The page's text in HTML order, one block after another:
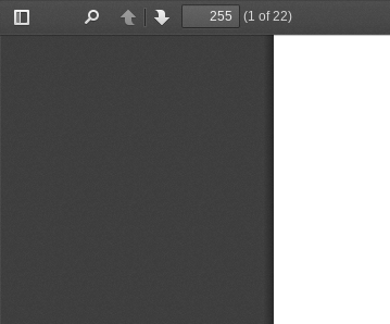
Toggle
PreviousNext
(1 of 22)